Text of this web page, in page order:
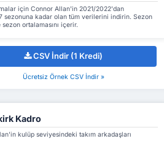
için Connor Allan'in 2021/2022'dan
sezonuna kadar olan tüm verilerini indirin. Sezon
sezon ortalamasını içerir.
CSV İndir (1 Kredi)
Ücretsiz Örnek CSV İndir »
Kadro
kulüp seviyesindeki takım arkadaşları